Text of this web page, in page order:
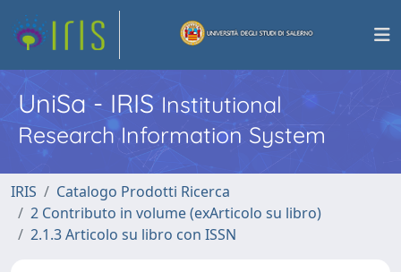
UniSa - IRISInstitutional
Research Information System
IRIS
Catalogo Prodotti Ricerca
2 Contributo in volume (exArticolo su libro)
2.1.3 Articolo su libro con ISSN